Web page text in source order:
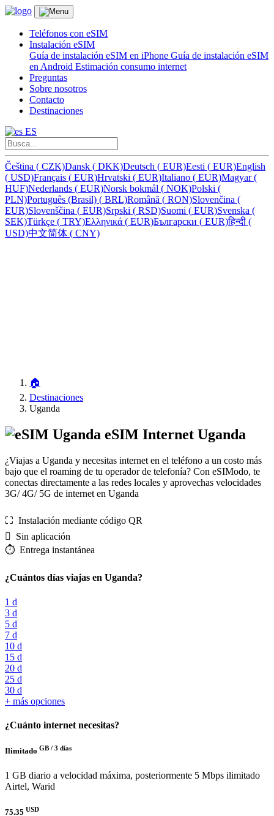
Teléfonos con eSIM
Instalación eSIM
Guía de instalación eSIM en iPhone Guía de instalación eSIM
en Android Estimación consumo internet
Preguntas
Sobre nosotros
Contacto
Destinaciones
ES
Čeština ( CZK)Dansk ( DKK)Deutsch ( EUR)Eesti ( EUR)English
( USD)Français ( EUR)Hrvatski ( EUR)Italiano ( EUR)Magyar(
HUF)Nederlands ( EUR)Norsk bokmål ( NOK)Polski (
PLN)Português (Brasil) ( BRL)Română ( RON)Slovenčina (
EUR)Slovenščina ( EUR)Srpski ( RSD)Suomi ( EUR)Svenska (
SEK)Türkçe ( TRY)Ελληνικά ( EUR)Български ( EUR)हिन्दी (
USD)中文简体 ( CNY)
🏠
Destinaciones
Uganda
eSIM Internet Uganda
¿Viajas a Uganda y necesitas internet en el teléfono a un costo más
bajo que el roaming de tu operador de telefonía? Con eSIModo, te
conectas directamente a las redes locales y aprovechas velocidades
3G/ 4G/ 5G de internet en Uganda
⛶️️ Instalación mediante código QR
️ Sin aplicación
⏱️️ Entrega instantánea
¿Cuántos días viajas en Uganda?
1 d
3 d
5 d
7 d
10 d
15 d
20 d
25 d
30 d
+ más opciones
¿Cuánto internet necesitas?
Ilimitado GB / 3 días
1 GB diario a velocidad máxima, posteriormente 5 Mbps ilimitado
Airtel, Warid
75.35 USD